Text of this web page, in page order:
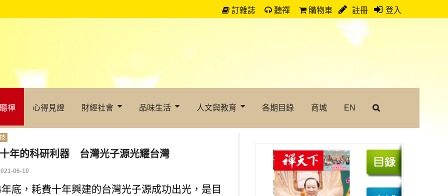
訂雜誌 聽禪 購物車 註冊 登入
聽禪 心得見證 財經社會 品味生活 人文與教育 各期目錄 商城 EN
年的科研利器 台灣光子源光耀台灣
06-10
底，耗費十年興建的台灣光子源成功出光，是目